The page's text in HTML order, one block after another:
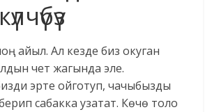
айыл. Ал кезде биз окуган
чет жагында эле.
эрте ойготуп, чачыбызды
сабакка узатат. Көчө толо